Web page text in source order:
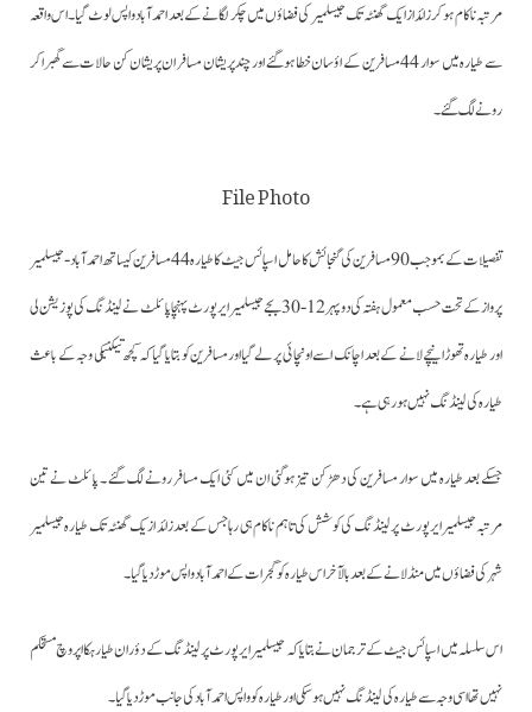
مرتبہ ناکام ہوکر زائد از ایک گھنٹہ تک جیسلمیر کی فضاؤں میں چکر لگانے کے بعد احمد آباد واپس لوٹ گیا۔اس واقعہ
سے طیارہ میں سوار 44 مسافرین کے اؤسان خطا ہوگئے اور چند پریشان مسافر ان پریشان کن حالات سے گھبراکر
رونے لگ گئے۔
File Photo
تفصیلات کے بموجب 90 مسافرین کی گنجائش کا حامل اسپائس جیٹ کا طیارہ44 مسافرین کیساتھ احمد آباد-جیسلمیر
پرواز کے تحت حسب معمول ہفتہ کی دوپہر 12-30 بجے جیسلمیر ایرپورٹ پہنچا پائلٹ نے لینڈنگ کی پوزیشن لی
اور طیارہ تھوڑا نیچے لانے کے بعد اچانک اسے اونچائی پر لے گیااورمسافرین کو بتایا گیا کہ کچھ تیکنیکی وجہ کے باعث
طیارہ کی لینڈنگ نہیں ہورہی ہے۔
جسکے بعد طیارہ میں سوار مسافرین کی دھڑکن تیز ہوگئی ان میں کئی ایک مسافر رونے لگ گئے ۔ پائلٹ نے تین
مرتبہ جیسلمیرایرپورٹ پر لینڈنگ کی کوشش کی تاہم ناکام ہی رہا جس کے بعد زائد از یک گھنٹہ تک طیارہ جیسلمیر
شہرکی فضاؤں میں منڈلانے کے بعد بالآخر اس طیارہ کو گجرات کے احمد آباد واپس موڑدیا گیا۔
اس سلسلہ میں اسپائس جیٹ کے ترجمان نے بتایا کہ جیسلمیر ایرپورٹ پر لینڈنگ کے دؤران طیارہکا اپروچ مستحکم
نہیں تھا اسی وجہ سے طیارہ کی لینڈنگ نہیں ہوسکی اور طیارہ کو واپس احمد آباد کی جانب موڑ دیا گیا۔